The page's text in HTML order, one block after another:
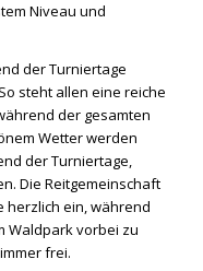
Niveau und
der Turniertage
steht allen eine reiche
der gesamten
Wetter werden
der Turniertage,
Die Reitgemeinschaft
herzlich ein, während
Waldpark vorbei zu
wie immer frei.